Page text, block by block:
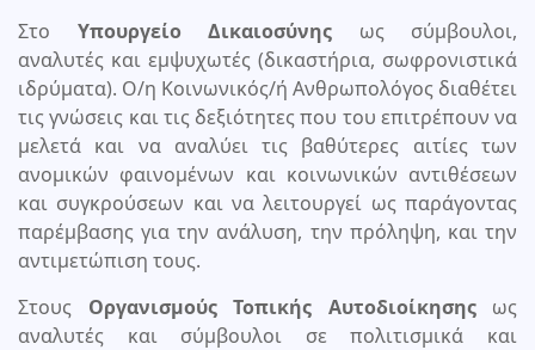
Στο Υπουργείο Δικαιοσύνης ως σύμβουλοι,
αναλυτές και εμψυχωτές (δικαστήρια, σωφρονιστικά
ιδρύματα). Ο/η Κοινωνικός/ή Ανθρωπολόγος διαθέτει
τις γνώσεις και τις δεξιότητες που του επιτρέπουν να
μελετά και να αναλύει τις βαθύτερες αιτίες των
ανομικών φαινομένων και κοινωνικών αντιθέσεων
και συγκρούσεων και να λειτουργεί ως παράγοντας
παρέμβασης για την ανάλυση, την πρόληψη, και την
αντιμετώπιση τους.
Στους Οργανισμούς Τοπικής Αυτοδιοίκησηςως
αναλυτές και σύμβουλοι σε πολιτισμικά και